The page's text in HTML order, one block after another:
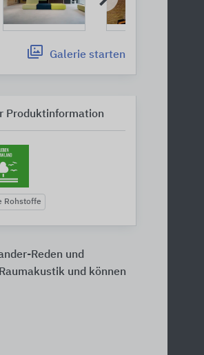
Galerie starten
Produktinformation
Rohstoffe
Reden und
und können